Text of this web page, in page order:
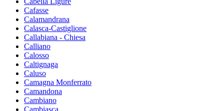
Cafasse
Calamandrana
Calasca-Castiglione
Callabiana - Chiesa
Calliano
Calosso
Caltignaga
Caluso
Camagna Monferrato
Camandona
Cambiano
Cambiasca